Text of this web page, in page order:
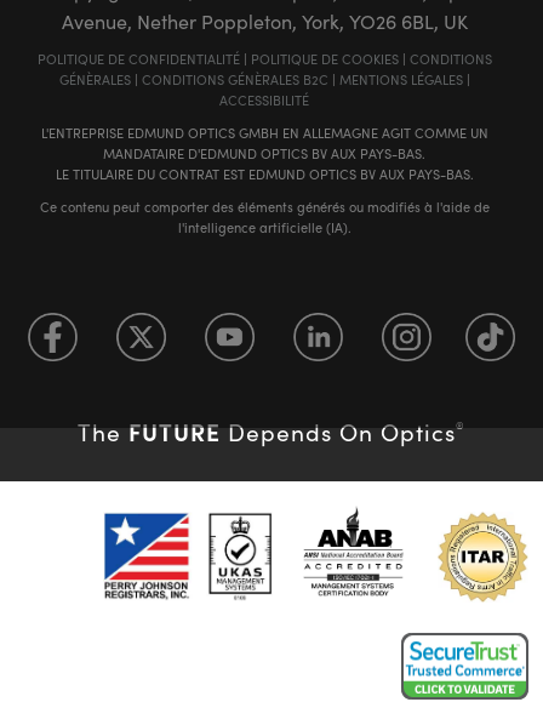
Avenue, Nether Poppleton, York, YO26 6BL, UK
POLITIQUE DE CONFIDENTIALITÉ| POLITIQUE DE COOKIES| CONDITIONS
GÉNÈRALES| CONDITIONS GÉNÈRALES B2C | MENTIONS LÉGALES|
ACCESSIBILITÉ
L'ENTREPRISE EDMUND OPTICS GMBH EN ALLEMAGNE AGIT COMME UN
MANDATAIRE D'EDMUND OPTICS BV AUX PAYS-BAS.
LE TITULAIRE DU CONTRAT EST EDMUND OPTICS BV AUX PAYS-BAS.
Ce contenu peut comporter des éléments générés ou modifiés à l'aide de
l'intelligence artificielle (IA).
The FUTURE Depends On Optics®